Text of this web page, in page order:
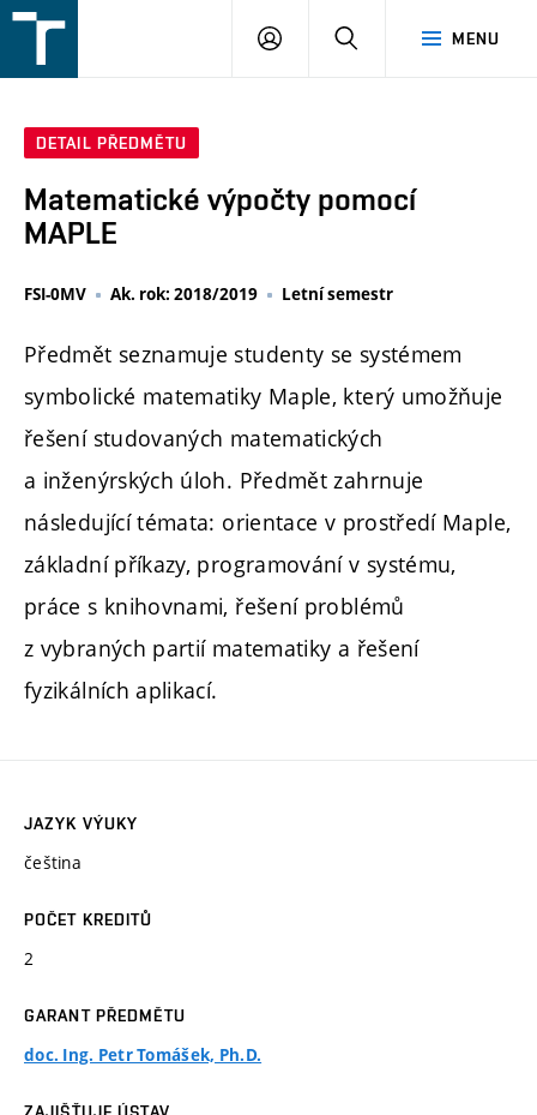
v
MENU
PŘIHLÁŠENÍ
DETAIL PŘEDMĚTU
Matematické výpočty pomocí
MAPLE
FSI-0MV Ak. rok: 2018/2019 Letní semestr
Předmět seznamuje studenty se systémem
symbolické matematiky Maple, který umožňuje
řešení studovaných matematických
a inženýrských úloh. Předmět zahrnuje
následující témata: orientace v prostředí Maple,
základní příkazy, programování v systému,
práce s knihovnami, řešení problémů
z vybraných partií matematiky a řešení
fyzikálních aplikací.
JAZYK VÝUKY
čeština
POČET KREDITŮ
2
GARANT PŘEDMĚTU
doc. Ing. Petr Tomášek, Ph.D.